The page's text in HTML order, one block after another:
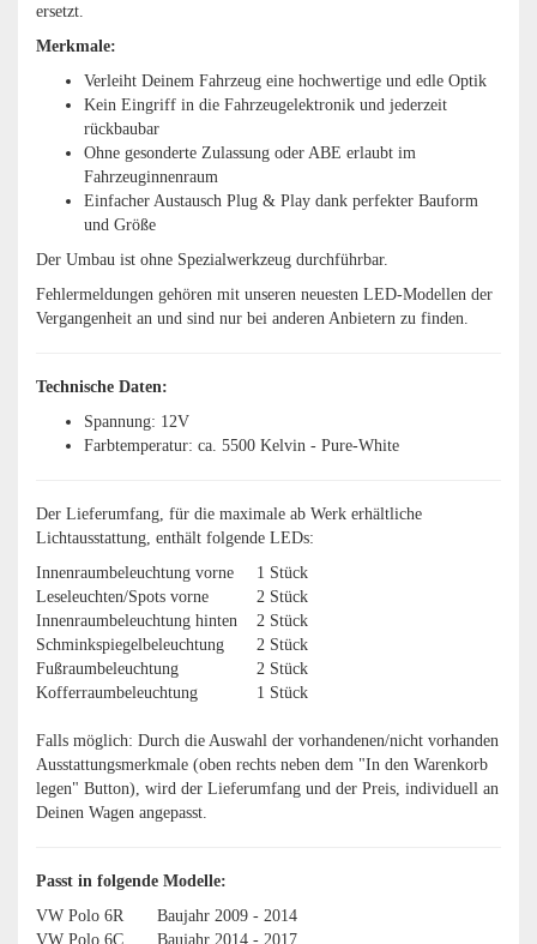
ersetzt.
Merkmale:
Verleiht Deinem Fahrzeug eine hochwertige und edle Optik
Kein Eingriff in die Fahrzeugelektronik und jederzeit
rückbaubar
Ohne gesonderte Zulassung oder ABE erlaubt im
Fahrzeuginnenraum
Einfacher Austausch Plug & Play dank perfekter Bauform
und Größe
Der Umbau ist ohne Spezialwerkzeug durchführbar.
Fehlermeldungen gehören mit unseren neuesten LED-Modellen der
Vergangenheit an und sind nur bei anderen Anbietern zu finden.
Technische Daten:
Spannung: 12V
Farbtemperatur: ca. 5500 Kelvin - Pure-White
Der Lieferumfang, für die maximale ab Werk erhältliche
Lichtausstattung, enthält folgende LEDs:
Innenraumbeleuchtung vorne
1 Stück
Leseleuchten/Spots vorne
2 Stück
Innenraumbeleuchtung hinten 2 Stück
Schminkspiegelbeleuchtung
2 Stück
Fußraumbeleuchtung
2 Stück
Kofferraumbeleuchtung
1 Stück
Falls möglich: Durch die Auswahl der vorhandenen/nicht vorhanden
Ausstattungsmerkmale (oben rechts neben dem "In den Warenkorb
legen" Button), wird der Lieferumfang und der Preis, individuell an
Deinen Wagen angepasst.
Passt in folgende Modelle:
VW Polo 6R Baujahr 2009 - 2014
VW Polo 6C
Baujahr 2014 - 2017